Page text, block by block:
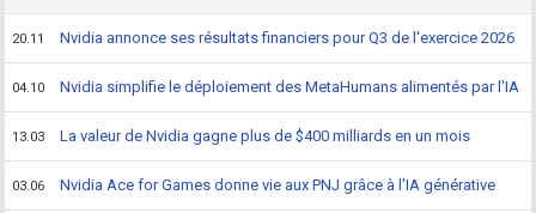
20.11 Nvidia annonce ses résultats financiers pour Q3 de l'exercice 2026
04.10 Nvidia simplifie le déploiement des MetaHumans alimentés par l'IA
13.03 La valeur de Nvidia gagne plus de $400 milliards en un mois
03.06 Nvidia Ace for Games donne vie aux PNJ grâce à l'IA générative